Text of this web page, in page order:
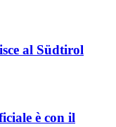
al Südtirol
è con il